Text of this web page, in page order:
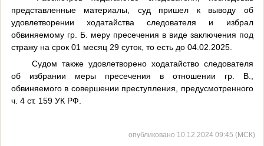
представленные материалы, суд пришел к выводу об
удовлетворении ходатайства следователя и избрал
обвиняемому гр. Б. меру пресечения в виде заключения под
стражу на срок 01 месяц 29 суток, то есть до 04.02.2025.
Судом также удовлетворено ходатайство следователя
об избрании меры пресечения в отношении гр. В.,
обвиняемого в совершении преступления, предусмотренного
ч. 4 ст. 159 УК РФ.
опубликовано 10.12.2024 09:45 (МСК)